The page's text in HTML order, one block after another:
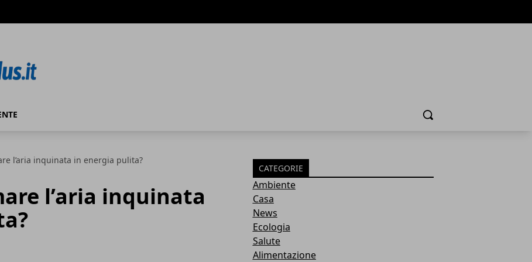
Cerca
l’aria inquinata in energia pulita?
l’aria inquinata
CATEGORIE
Ambiente
Casa
News
Ecologia
Salute
Alimentazione